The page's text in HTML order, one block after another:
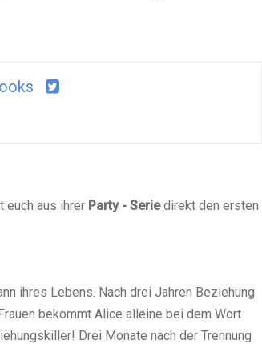
euch aus ihrer Party - Seriedirekt den ersten
ihres Lebens. Nach drei Jahren Beziehung
bekommt Alice alleine bei dem Wort
Drei Monate nach der Trennung